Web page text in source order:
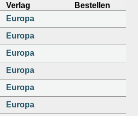
Verlag
Bestellen
Europa
Europa
Europa
Europa
Europa
Europa